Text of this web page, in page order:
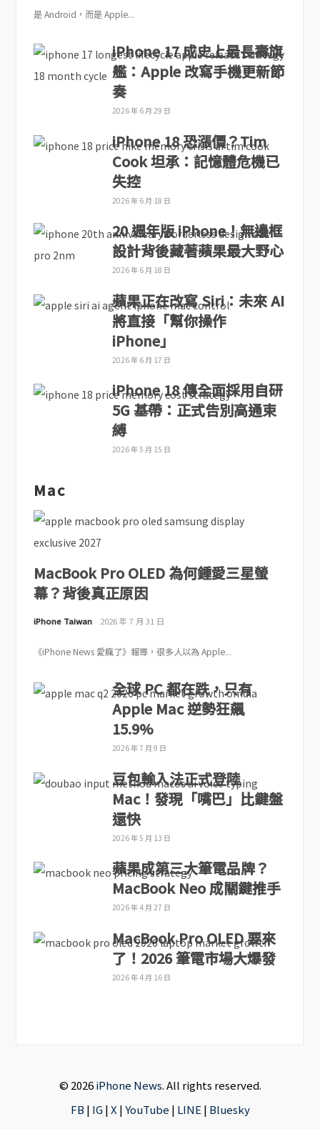
是 Android，而是 Apple...
iPhone 17 成史上最長壽旗
艦：Apple 改寫手機更新節
奏
2026 年 6 月 29 日
iPhone 18 恐漲價？Tim
Cook 坦承：記憶體危機已
失控
2026 年 6 月 18 日
20 週年版 iPhone！無邊框
設計背後藏著蘋果最大野心
2026 年 6 月 18 日
蘋果正在改寫 Siri：未來 AI
將直接「幫你操作
iPhone」
2026 年 6 月 17 日
iPhone 18 傳全面採用自研
5G 基帶：正式告別高通束
縛
2026 年 5 月 15 日
Mac
MacBook Pro OLED 為何鍾愛三星螢
幕？背後真正原因
iPhone Taiwan 2026 年 7 月 31 日
《iPhone News 愛瘋了》報導，很多人以為 Apple...
全球 PC 都在跌，只有
Apple Mac 逆勢狂飆
15.9%
2026 年 7 月 9 日
豆包輸入法正式登陸
Mac！發現「嘴巴」比鍵盤
還快
2026 年 5 月 13 日
蘋果成第三大筆電品牌？
MacBook Neo 成關鍵推手
2026 年 4 月 27 日
MacBook Pro OLED 要來
了！2026 筆電市場大爆發
2026 年 4 月 16 日
© 2026iPhone News. All rights reserved.
FB | IG|X |YouTube | LINE | Bluesky